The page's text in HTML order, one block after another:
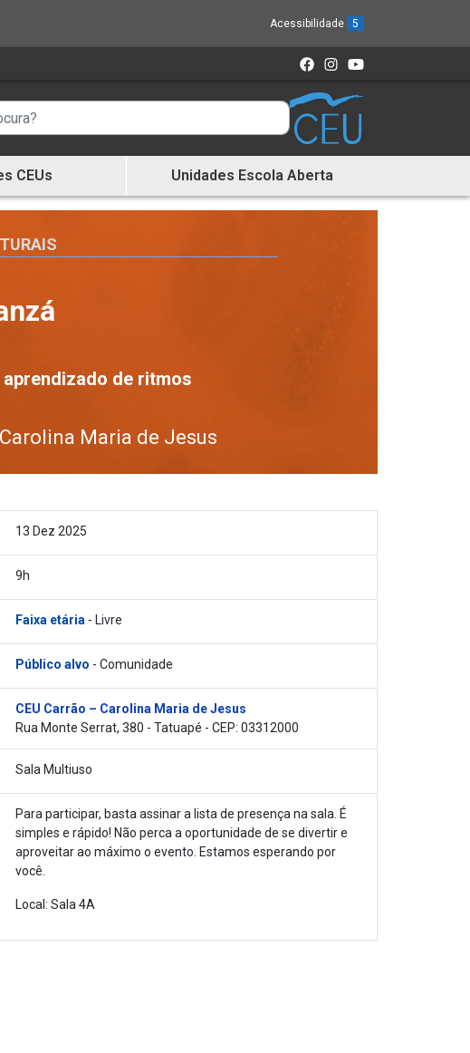
Acessibilidade 5
CEUs Unidades Escola Aberta
de ritmos
Maria de Jesus
13 Dez 2025
9h
Faixa etária- Livre
Público alvo - Comunidade
CEU Carrão – Carolina Maria de Jesus
Rua Monte Serrat, 380 - Tatuapé - CEP: 03312000
Sala Multiuso
Para participar, basta assinar a lista de presença na sala. É
simples e rápido! Não perca a oportunidade de se divertir e
aproveitar ao máximo o evento. Estamos esperando por
você.
Local: Sala 4A